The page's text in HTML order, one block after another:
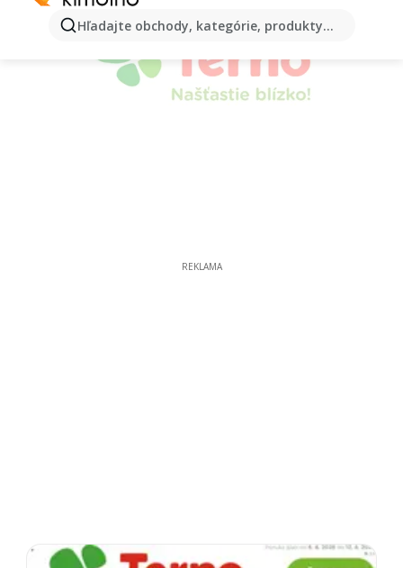
Hľadajte obchody, kategórie, produkty...
REKLAMA